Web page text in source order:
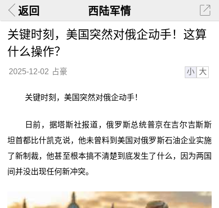
返回 西陆军情
关键时刻，美国突然对俄企动手！这算
什么操作？
2025-12-02 占豪 小 大
关键时刻，美国突然对俄企动手！
日前，据塔斯社报道，俄罗斯总统普京在吉尔吉斯斯
坦首都比什凯克说，他未曾料到美国对俄罗斯石油企业实施
了新制裁，他甚至根本搞不清楚到底发生了什么，因为两国
间并没出现任何新冲突。